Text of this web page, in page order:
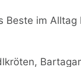
im Alltag